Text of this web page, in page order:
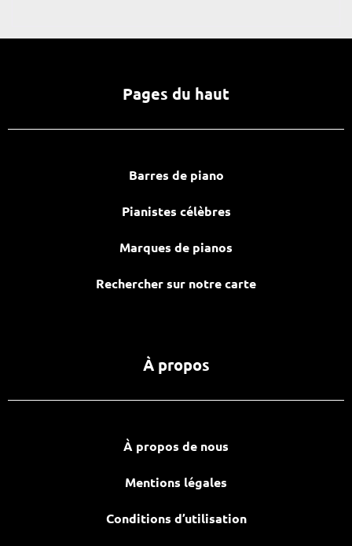
Pages du haut
Barres de piano
Pianistes célèbres
Marques de pianos
Rechercher sur notre carte
À propos
À propos de nous
Mentions légales
Conditions d’utilisation